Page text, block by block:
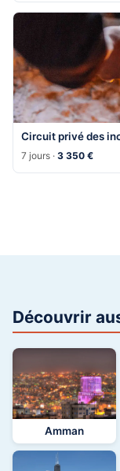
Circuit privé des
7 jours ·3 350 €
Découvrir
Amman